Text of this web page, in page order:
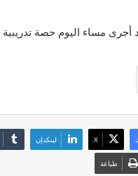
أجرى مساء اليوم حصة
‫X لينكدإن
طباعة